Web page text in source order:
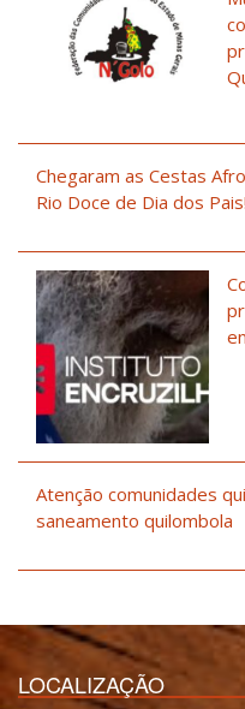
Chegaram as Cestas
Rio Doce de Dia dos Pais!
Atenção comunidades
saneamento quilombola
LOCALIZAÇÃO